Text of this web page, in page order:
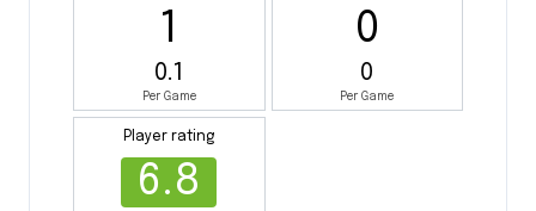
1
0.1
Per Game
0
0
Per Game
Player rating
6.8